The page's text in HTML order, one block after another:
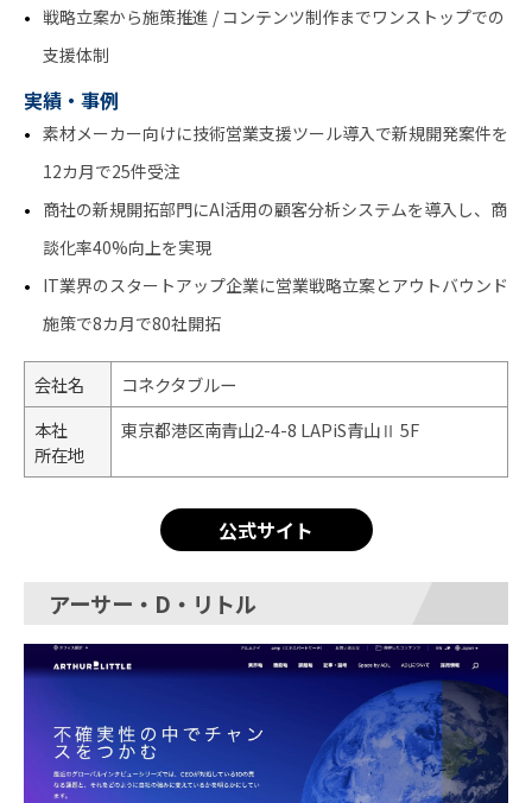
戦略立案から施策推進 / コンテンツ制作までワンストップでの
支援体制
実績・事例
素材メーカー向けに技術営業支援ツール導入で新規開発案件を
12カ月で25件受注
商社の新規開拓部門にAI活用の顧客分析システムを導入し、商
談化率40%向上を実現
IT業界のスタートアップ企業に営業戦略立案とアウトバウンド
施策で8カ月で80社開拓
会社名
コネクタブルー
本社
所在地
東京都港区南青山2-4-8 LAPiS青山Ⅱ 5F
公式サイト
アーサー・D・リトル